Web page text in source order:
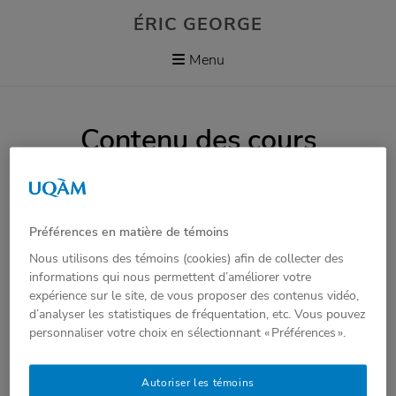
ÉRIC GEORGE
Menu
Contenu des cours
Approches sociopolitiques en communication
(EDM 7019)
Approches théoriques en communication
médiatique (EDM 7020)
Approches théoriques en communication
Préférences en matière de témoins
Nous utilisons des témoins (cookies) afin de collecter des
informations qui nous permettent d’améliorer votre
expérience sur le site, de vous proposer des contenus vidéo,
d’analyser les statistiques de fréquentation, etc. Vous pouvez
personnaliser votre choix en sélectionnant « Préférences ».
Autoriser les témoins